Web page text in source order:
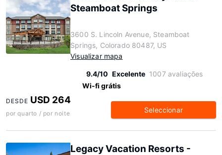
Steamboat Springs
3600 S. Lincoln Avenue, Steamboat
Springs, Colorado 80487, US
Visualizar mapa
9.4/10 Excelente 1007 avaliações
Wi-fi grátis
DESDE USD 264
por quarto / por noite Seleccionar
Legacy Vacation Resorts -